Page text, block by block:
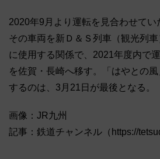
2020年9月より運転を見合わせてい
その車両を新Ｄ＆Ｓ列車（観光列車
に使用する関係で、2021年度内で
を佐賀・長崎へ移す。「はやとの
するのは、3月21日が最後となる。
画像：JR九州
記事：鉄道チャンネル（https://